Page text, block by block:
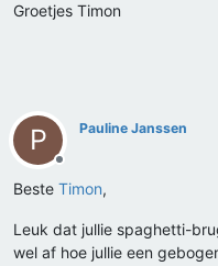
Groetjes Timon
P
Offline
Pauline Janssen
Beste Timon,
Leuk dat jullie spaghetti-
wel af hoe jullie een